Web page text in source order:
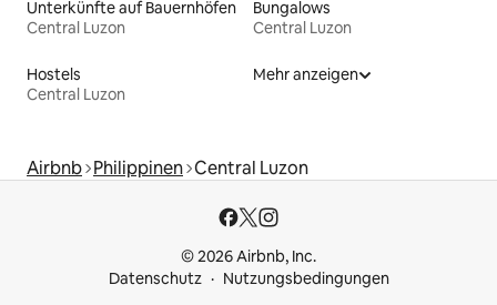
Unterkünfte auf Bauernhöfen
Central Luzon
Bungalows
Central Luzon
Hostels
Central Luzon
Mehr anzeigen
Airbnb Philippinen Central Luzon
© 2026 Airbnb, Inc.
Datenschutz
Nutzungsbedingungen